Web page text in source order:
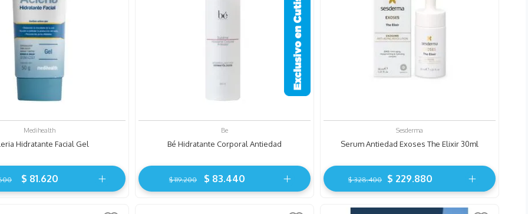
Medihealth
Hidratante Facial Gel
$ 81.620
Be
Bé Hidratante Corporal Antiedad
$ 119.200 $ 83.440
Sesderma
Serum Antiedad Exoses The Elixir 30ml
$ 328.400 $ 229.880